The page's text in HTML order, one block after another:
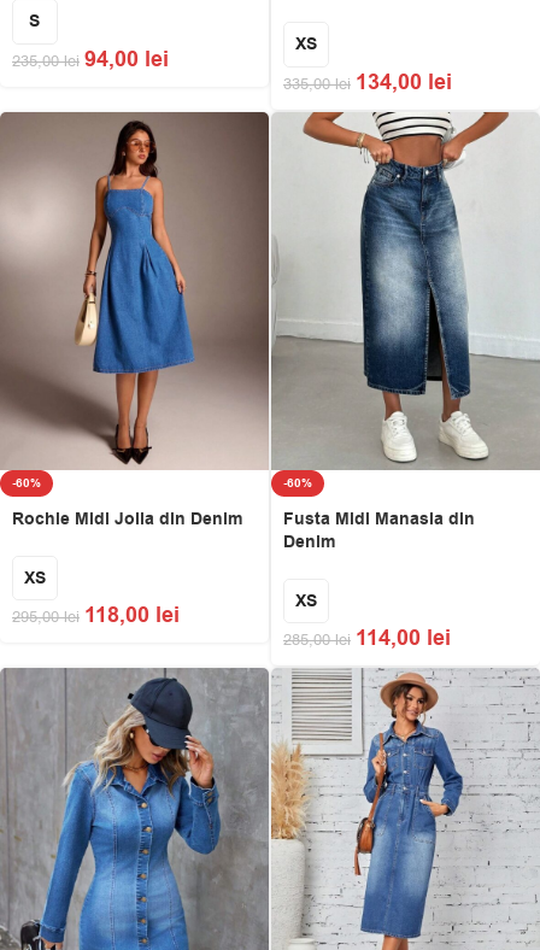
S
235,00lei 94,00 lei XS
335,00lei 134,00 lei
-60%
Rochie Midi Jolia din Denim
XS
295,00lei 118,00 lei
-60%
Fusta Midi Manasia din
Denim
XS
285,00lei 114,00 lei